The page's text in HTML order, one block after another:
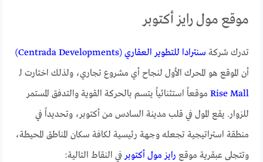
موقع مول رايز أكتوبر
تدرك شركة سنترادا للتطوير العقاري (Centrada Developments)
أن الموقع هو المحرك الأول لنجاح أي مشروع تجاري، ولذلك اختارت لـ
Rise Mall موقعاً استثنائياً يتسم بالحركة القوية والتدفق المستمر
للزوار. يقع المول في قلب مدينة السادس من أكتوبر، وتحديداً في
منطقة استراتيجية تجعله وجهة رئيسية لكافة سكان المناطق المحيطة،
وتتجلى عبقرية موقع رايز مول أكتوبر في النقاط التالية: